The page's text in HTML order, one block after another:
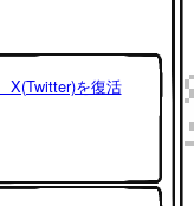
X(Twitter)を復活